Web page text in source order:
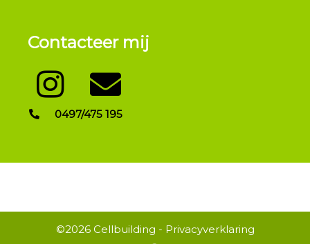
Contacteer mij
0497/475 195
©2026 Cellbuilding - Privacyverklaring